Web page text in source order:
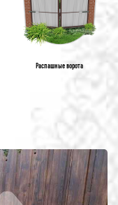
Распашные ворота